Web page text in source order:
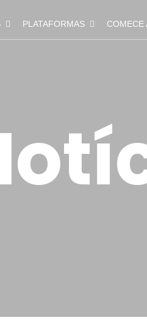
PLATAFORMAS COMECE